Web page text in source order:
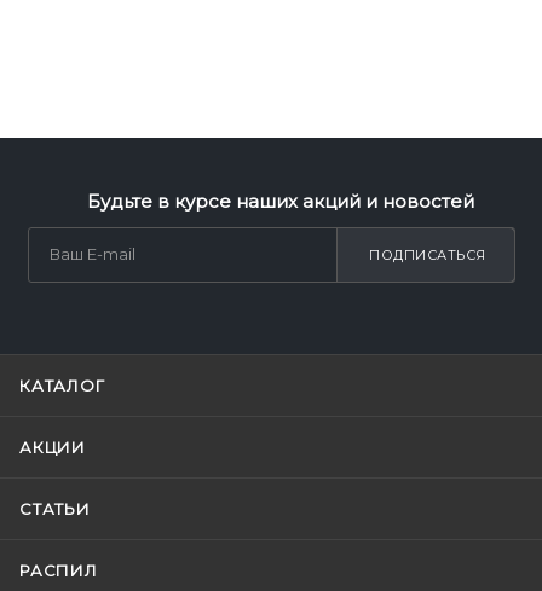
Будьте в курсе наших акций и новостей
ПОДПИСАТЬСЯ
КАТАЛОГ
АКЦИИ
СТАТЬИ
РАСПИЛ